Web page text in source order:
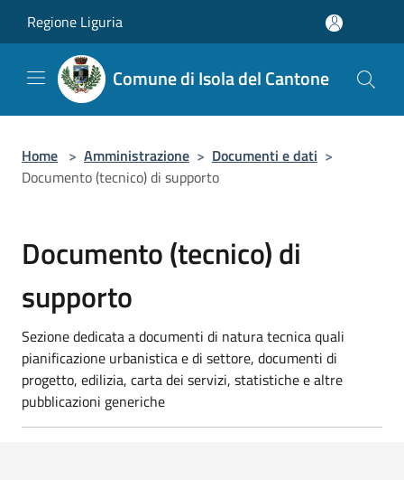
Regione Liguria
Comune di Isola del Cantone
Home > Amministrazione > Documenti e dati >
Documento (tecnico) di supporto
Documento (tecnico) di
supporto
Sezione dedicata a documenti di natura tecnica quali
pianificazione urbanistica e di settore, documenti di
progetto, edilizia, carta dei servizi, statistiche e altre
pubblicazioni generiche